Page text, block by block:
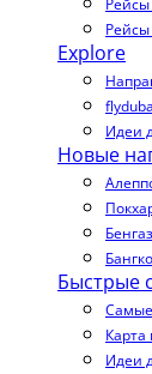
Рейсы
Explore
Идеи
Новые
Быстрые
Идеи